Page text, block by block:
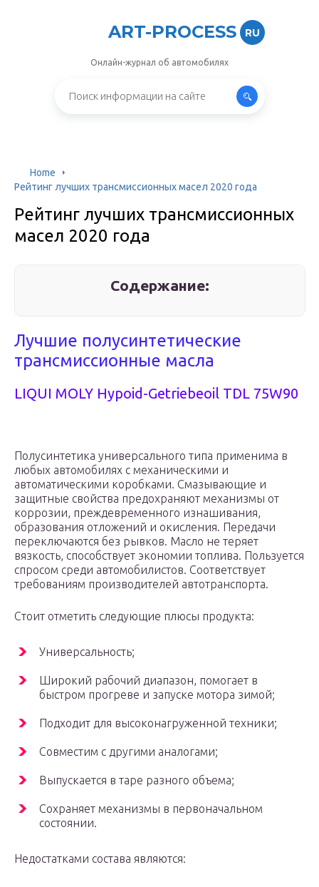
ART-PROCESS RU
Онлайн-журнал об автомобилях
Home
Рейтинг лучших трансмиссионных масел 2020 года
Рейтинг лучших трансмиссионных
масел 2020 года
Содержание:
Лучшие полусинтетические
трансмиссионные масла
LIQUI MOLY Hypoid-Getriebeoil TDL 75W90
Полусинтетика универсального типа применима в
любых автомобилях с механическими и
автоматическими коробками. Смазывающие и
защитные свойства предохраняют механизмы от
коррозии, преждевременного изнашивания,
образования отложений и окисления. Передачи
переключаются без рывков. Масло не теряет
вязкость, способствует экономии топлива. Пользуется
спросом среди автомобилистов. Соответствует
требованиям производителей автотранспорта.
Стоит отметить следующие плюсы продукта:
Универсальность;
Широкий рабочий диапазон, помогает в
быстром прогреве и запуске мотора зимой;
Подходит для высоконагруженной техники;
Совместим с другими аналогами;
Выпускается в таре разного объема;
Сохраняет механизмы в первоначальном
состоянии.
Недостатками состава являются: